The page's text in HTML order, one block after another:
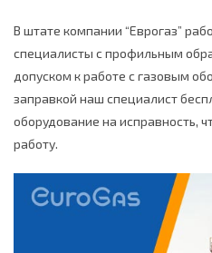
В штате компании “Еврогаз”
специалисты с профильным
допуском к работе с газовым
заправкой наш специалист
оборудование на исправность,
работу.